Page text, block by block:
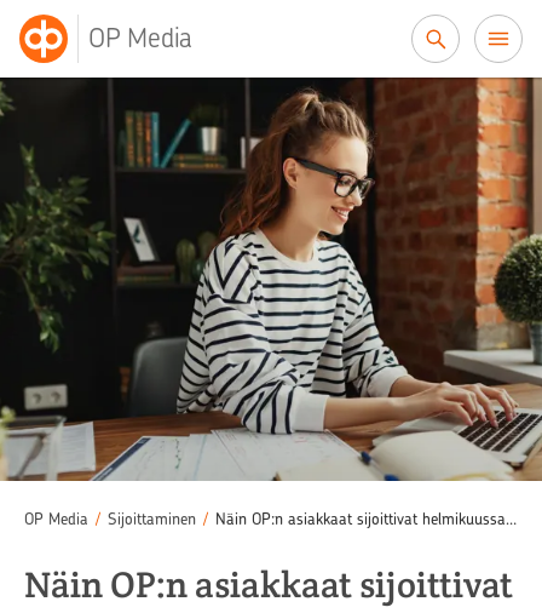
OP Media
OP Media / Sijoittaminen / Näin OP:n asiakkaat sijoittivat helmikuussa – Katso, sijoititko kuten varakkaimmat
Näin OP:n asiakkaat sijoittivat